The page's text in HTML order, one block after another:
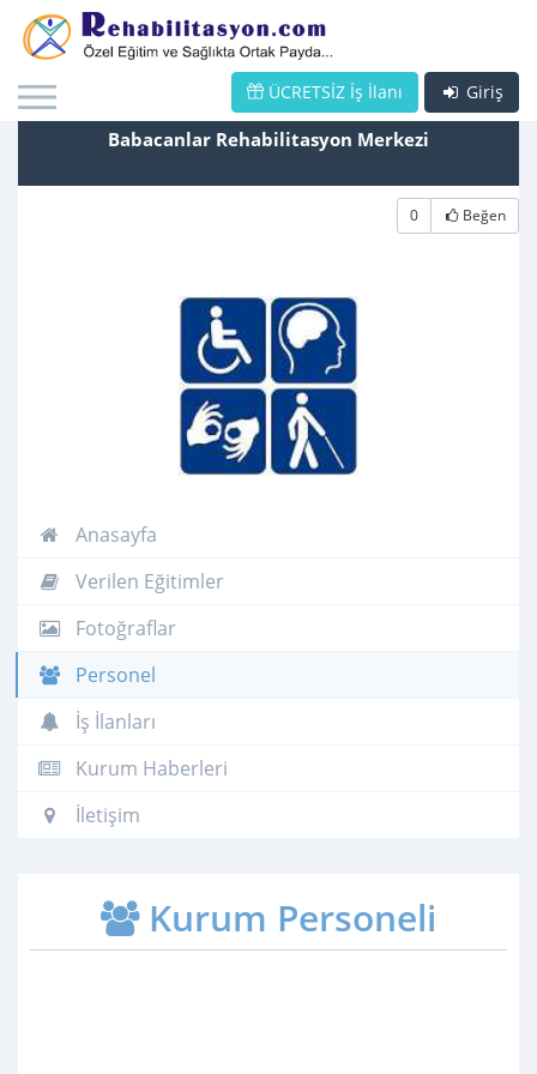
Giriş
ÜCRETSİZ İş İlanı
Babacanlar Rehabilitasyon Merkezi
0 Beğen
Anasayfa
Verilen Eğitimler
Fotoğraflar
Personel
İş İlanları
Kurum Haberleri
İletişim
Kurum Personeli